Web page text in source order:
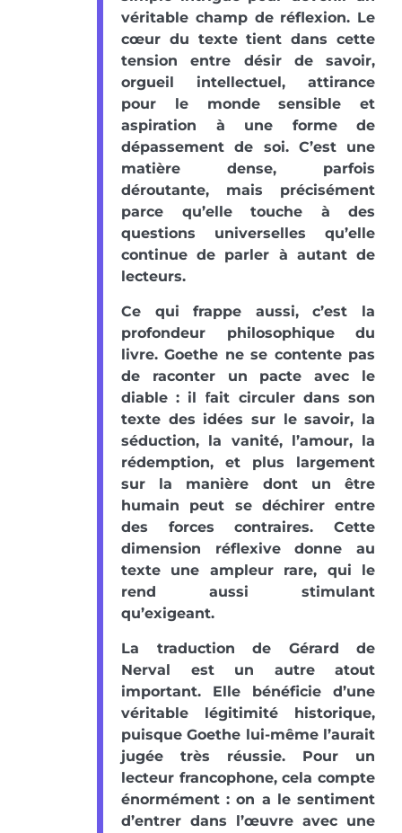
véritable champ de réflexion. Le
cœur du texte tient dans cette
tension entre désir de savoir,
orgueil intellectuel, attirance
pour le monde sensible et
aspiration à une forme de
dépassement de soi. C’est une
matière dense, parfois
déroutante, mais précisément
parce qu’elle touche à des
questions universelles qu’elle
continue de parler à autant de
lecteurs.
Ce qui frappe aussi, c’est la
profondeur philosophique du
livre. Goethe ne se contente pas
de raconter un pacte avec le
diable : il fait circuler dans son
texte des idées sur le savoir, la
séduction, la vanité, l’amour, la
rédemption, et plus largement
sur la manière dont un être
humain peut se déchirer entre
des forces contraires. Cette
dimension réflexive donne au
texte une ampleur rare, qui le
rend aussi stimulant
qu’exigeant.
La traduction de Gérard de
Nerval est un autre atout
important. Elle bénéficie d’une
véritable légitimité historique,
puisque Goethe lui-même l’aurait
jugée très réussie. Pour un
lecteur francophone, cela compte
énormément : on a le sentiment
d’entrer dans l’œuvre avec une